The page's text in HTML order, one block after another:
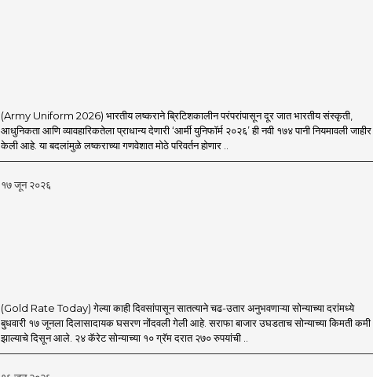
(Army Uniform 2026) भारतीय लष्कराने ब्रिटिशकालीन परंपरांपासून दूर जात भारतीय संस्कृती,
आधुनिकता आणि व्यावहारिकतेला प्राधान्य देणारी ‘आर्मी युनिफॉर्म २०२६’ ही नवी १७४ पानी नियमावली जाहीर
केली आहे. या बदलांमुळे लष्कराच्या गणवेशात मोठे परिवर्तन होणार ..
१७ जून २०२६
(Gold Rate Today) गेल्या काही दिवसांपासून सातत्याने चढ-उतार अनुभवणाऱ्या सोन्याच्या दरांमध्ये
बुधवारी १७ जूनला दिलासादायक घसरण नोंदवली गेली आहे. सराफा बाजार उघडताच सोन्याच्या किमती कमी
झाल्याचे दिसून आले. २४ कॅरेट सोन्याच्या १० ग्रॅम दरात २७० रुपयांची ..